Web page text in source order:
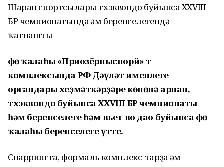
Шаран спортсылары тхэквондо буйынса XXVIII
БР чемпионатында һәм беренселегендә
ҡатнашты
Өфө ҡалаһы «Приозёрныспорй» т
комплексында РФ Дәүләт именлеге
органдары хеҙмәткәрҙәре көнөнә арнап,
тхэквондо буйынса XXVIII БР чемпионаты
һәм беренселеге һәм вьет во дао буйынса Өфө
ҡалаһы беренселеге үтте.
Спаррингта, формаль комплекс-тарҙа һәм